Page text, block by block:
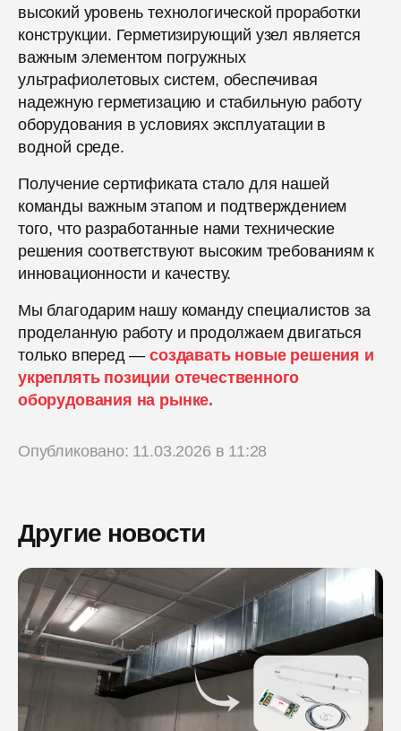
высокий уровень технологической проработки
конструкции. Герметизирующий узел является
важным элементом погружных
ультрафиолетовых систем, обеспечивая
надежную герметизацию и стабильную работу
оборудования в условиях эксплуатации в
водной среде.
Получение сертификата стало для нашей
команды важным этапом и подтверждением
того, что разработанные нами технические
решения соответствуют высоким требованиям к
инновационности и качеству.
Мы благодарим нашу команду специалистов за
проделанную работу и продолжаем двигаться
только вперед —создавать новые решения и
укреплять позиции отечественного
оборудования на рынке.
Опубликовано: 11.03.2026 в 11:28
Другие новости